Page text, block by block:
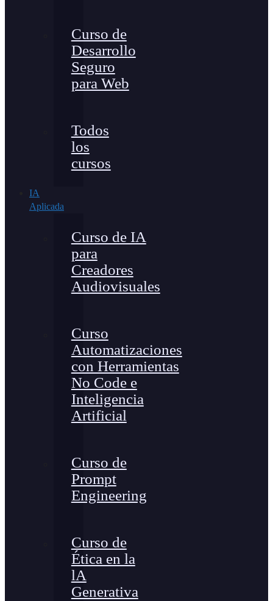
Curso de
Desarrollo
Seguro
para Web
Todos
los
cursos
IA
Aplicada
Curso de IA
para
Creadores
Audiovisuales
Curso
Automatizaciones
con Herramientas
No Code e
Inteligencia
Artificial
Curso de
Prompt
Engineering
Curso de
Ética en la
lA
Generativa